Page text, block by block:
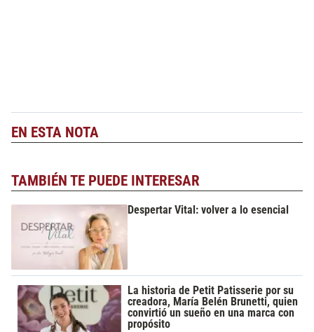
EN ESTA NOTA
TAMBIÉN TE PUEDE INTERESAR
Despertar Vital: volver a lo esencial
La historia de Petit Patisserie por su
creadora, María Belén Brunetti, quien
convirtió un sueño en una marca con
propósito